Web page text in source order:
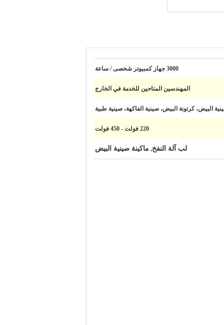
3000 جهاز كمبيوتر شخصى / ساعة
المهندسين المتاحين للخدمة في الخارج
البيض، كرتونة البيض، صينية الفاكهة، صينية طبية
220 فولت - 450 فولت
لب آلة النفخ, ماكينة صينية البيض